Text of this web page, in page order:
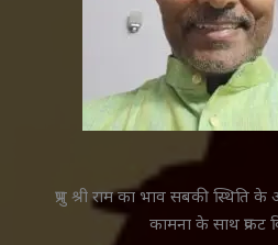
प्रभु श्री राम का भाव सबकी स्थिति
कामना के साथ प्रकट